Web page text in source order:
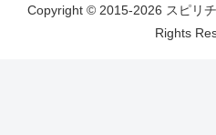
Copyright © 2015-2026 スピリ
Rights